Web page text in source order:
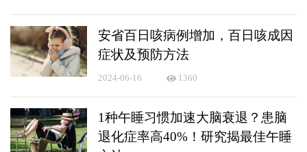
安省百日咳病例增加，百日咳成因
症状及预防方法
2024-06-16 1360
1种午睡习惯加速大脑衰退？患脑
退化症率高40%！研究揭最佳午睡